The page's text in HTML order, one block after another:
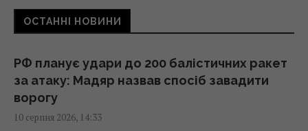
підписали меморандум про розвиток
українських традицій в школах, - Гнат
14:24 понеділок, 10 серпня 2026
Денисенко вперше розповіла подробиці
весілля з новим обранцем
ОСТАННІ НОВИНИ
РФ планує удари до 200 балістичних ракет
за атаку: Мадяр назвав спосіб завадити
ворогу
10 серпня 2026, 14:33